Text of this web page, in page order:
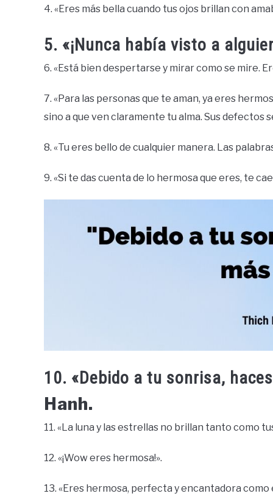
4. «Eres más bella cuando tus ojos brillan con
5. «¡Nunca había visto a
6. «Está bien despertarse y mirar como se mire.
7. «Para las personas que te aman, ya eres
sino a que ven claramente tu alma. Sus defectos
8. «Tu eres bello de cualquier manera. Las
9. «Si te das cuenta de lo hermosa que eres, te
10. «Debido a tu sonrisa,
Hanh.
11. «La luna y las estrellas no brillan tanto como
12. «¡Wow eres hermosa!».
13. «Eres hermosa, perfecta y encantadora como